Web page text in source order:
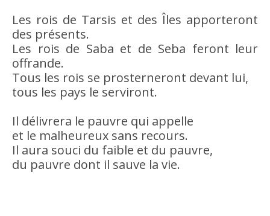
Les rois de Tarsis et des Îles apporteront
des présents.
Les rois de Saba et de Seba feront leur
offrande.
Tous les rois se prosterneront devant lui,
tous les pays le serviront.
Il délivrera le pauvre qui appelle
et le malheureux sans recours.
Il aura souci du faible et du pauvre,
du pauvre dont il sauve la vie.